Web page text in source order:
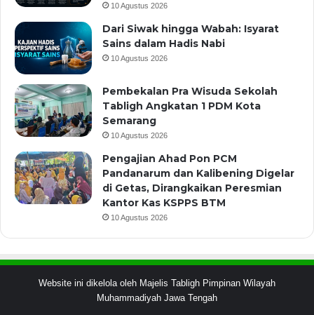
10 Agustus 2026
Dari Siwak hingga Wabah: Isyarat
Sains dalam Hadis Nabi
10 Agustus 2026
Pembekalan Pra Wisuda Sekolah
Tabligh Angkatan 1 PDM Kota
Semarang
10 Agustus 2026
Pengajian Ahad Pon PCM
Pandanarum dan Kalibening Digelar
di Getas, Dirangkaikan Peresmian
Kantor Kas KSPPS BTM
10 Agustus 2026
Website ini dikelola oleh Majelis Tabligh Pimpinan Wilayah
Muhammadiyah Jawa Tengah